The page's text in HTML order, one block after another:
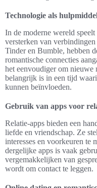
Technologie als
In de moderne wereld
versterken van verbindingen
Tinder en Bumble, hebben
romantische connecties
het eenvoudiger om nieuwe
belangrijk is in een tijd
kunnen beïnvloeden.
Gebruik van apps voor
Relatie-apps bieden een
liefde en vriendschap. Ze
interesses en voorkeuren te
dergelijke apps is vaak
vergemakkelijken van
wordt om contact te leggen.